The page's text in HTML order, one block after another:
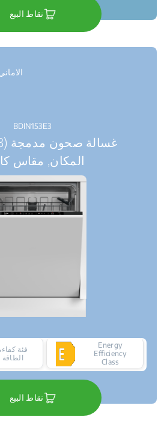
نقاط البيع
BDIN153E3
المكان, مقاس
Energy
Efficiency
Class
فئة
الطاقة
نقاط البيع